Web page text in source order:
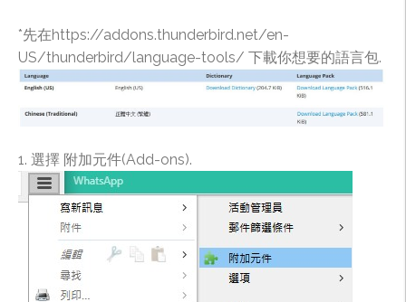
*先在https://addons.thunderbird.net/en-
US/thunderbird/language-tools/ 下載你想要的語言包.
1. 選擇 附加元件(Add-ons).